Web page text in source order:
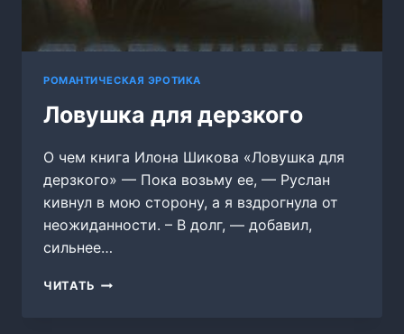
РОМАНТИЧЕСКАЯ ЭРОТИКА
Ловушка для дерзкого
О чем книга Илона Шикова «Ловушка для
дерзкого» — Пока возьму ее, — Руслан
кивнул в мою сторону, а я вздрогнула от
неожиданности. – В долг, — добавил,
сильнее…
ЧИТАТЬ ЛОВУШКА